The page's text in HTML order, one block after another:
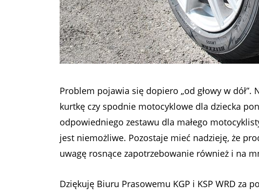
Problem pojawia się dopiero „od głowy w
kurtkę czy spodnie motocyklowe dla dziecka
odpowiedniego zestawu dla małego
jest niemożliwe. Pozostaje mieć nadzieję, że
uwagę rosnące zapotrzebowanie również i na
Dziękuję Biuru Prasowemu KGP i KSP WRD za